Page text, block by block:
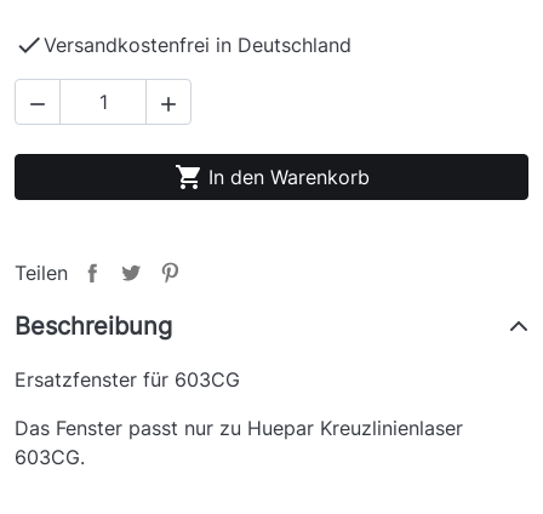
Versandkostenfrei in Deutschland
 
 In den Warenkorb
Teilen
Beschreibung
Ersatzfenster für 603CG
Das Fenster passt nur zu Huepar Kreuzlinienlaser
603CG.